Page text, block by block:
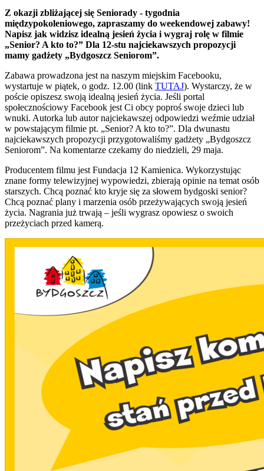
Z okazji zbliżającej się Seniorady - tygodnia
międzypokoleniowego, zapraszamy do weekendowej zabawy!
Napisz jak widzisz idealną jesień życia i wygraj rolę w filmie
„Senior? A kto to?” Dla 12-stu najciekawszych propozycji
mamy gadżety „Bydgoszcz Seniorom”.
Zabawa prowadzona jest na naszym miejskim Facebooku,
wystartuje w piątek, o godz. 12.00 (link TUTAJ). Wystarczy, że w
poście opiszesz swoją idealną jesień życia. Jeśli portal
społecznościowy Facebook jest Ci obcy poproś swoje dzieci lub
wnuki. Autorka lub autor najciekawszej odpowiedzi weźmie udział
w powstającym filmie pt. „Senior? A kto to?”. Dla dwunastu
najciekawszych propozycji przygotowaliśmy gadżety „Bydgoszcz
Seniorom”. Na komentarze czekamy do niedzieli, 29 maja.
Producentem filmu jest Fundacja 12 Kamienica. Wykorzystując
znane formy telewizyjnej wypowiedzi, zbierają opinie na temat osób
starszych. Chcą poznać kto kryje się za słowem bydgoski senior?
Chcą poznać plany i marzenia osób przeżywających swoją jesień
życia. Nagrania już trwają – jeśli wygrasz opowiesz o swoich
przeżyciach przed kamerą.